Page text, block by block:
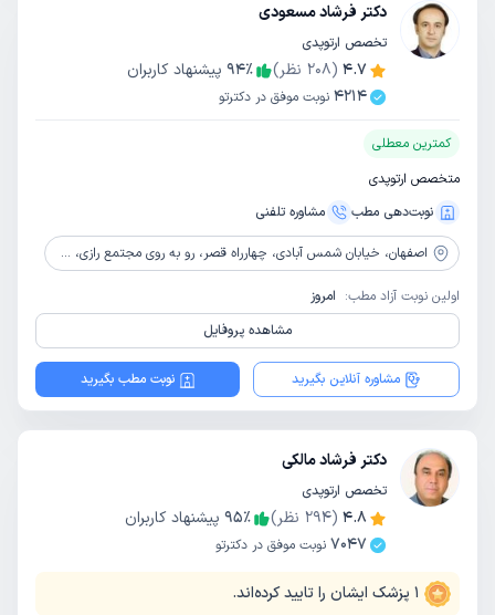
دکتر فرشاد مسعودی
تخصص ارتوپدی
4.7
(
208 نظر) 94٪
پیشنهاد کاربران
4214 نوبت موفق در دکترتو
کمترین معطلی
متخصص ارتوپدی
نوبت‌دهی مطب
مشاوره‌ تلفنی
اصفهان، خیابان شمس آبادی، چهارراه قصر، رو به روی مجتمع رازی، ساختمان شمس، طبقه اول، واحد 112
اولین نوبت آزاد مطب: امروز
مشاهده پروفایل
مشاوره آنلاین بگیرید نوبت مطب بگیرید
دکتر فرشاد مالکی
تخصص ارتوپدی
4.8
(
294 نظر) 95٪
پیشنهاد کاربران
7047 نوبت موفق در دکترتو
1 پزشک ایشان را تایید کرده‌اند.